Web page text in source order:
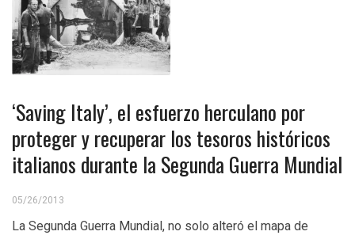
‘Saving Italy’, el esfuerzo herculano por
proteger y recuperar los tesoros históricos
italianos durante la Segunda Guerra Mundial
05/26/2013
La Segunda Guerra Mundial, no solo alteró el mapa de